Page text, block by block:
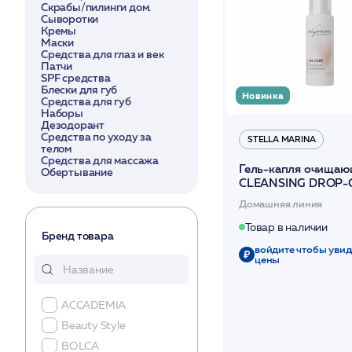
Скрабы/пилинги дом.
Сыворотки
Кремы
Маски
Средства для глаз и век
Патчи
SPF средства
Блески для губ
Средства для губ
Наборы
Дезодорант
Средства по уходу за
телом
Средства для массажа
Обертывание
Бренд товара
ACCADEMIA
Beauty Stylе
BOLСA
Новинка
STELLA MARINA
Гель-капля
CLEANSING
Care / Skin Mechanics
Professional
Домашняя линия
Товар в наличии
войдите чтобы
цены